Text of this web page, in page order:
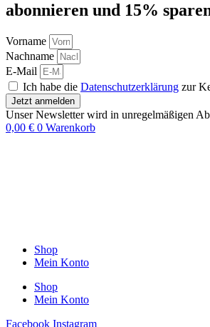
abon­nie­ren und 15%
Vorname
Nachname
E-Mail
Ich habe die Datenschutzerklärung zur
Jetzt anmelden
Unser Newsletter wird in unregelmäßigen
0,00 € 0 Warenkorb
Shop
Mein Konto
Shop
Mein Konto
Facebook Instagram